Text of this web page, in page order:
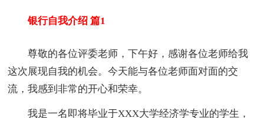
银行自我介绍 篇1
尊敬的各位评委老师，下午好，感谢各位老师给我
这次展现自我的机会。今天能与各位老师面对面的交
流，我感到非常的开心和荣幸。
我是一名即将毕业于XXX大学经济学专业的学生，